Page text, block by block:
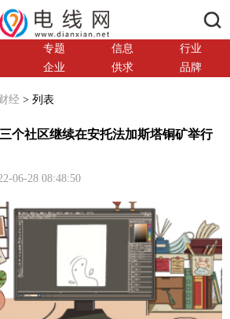
专题 信息
行业
企业 供求 品牌
经 > 列表
个社区继续在安托法加斯塔铜矿举行
06-28 08:48:50